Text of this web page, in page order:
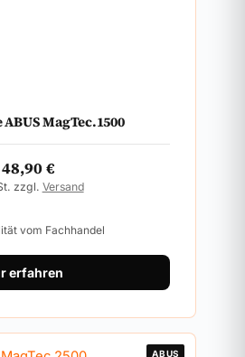
MagTec.1500
48,90€
zzgl. Versand
vom Fachhandel
erfahren
ABUS